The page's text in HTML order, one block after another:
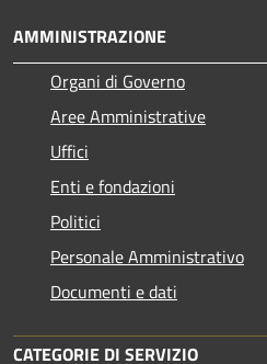
AMMINISTRAZIONE
Organi di Governo
Aree Amministrative
Uffici
Enti e fondazioni
Politici
Personale Amministrativo
Documenti e dati
CATEGORIE DI SERVIZIO